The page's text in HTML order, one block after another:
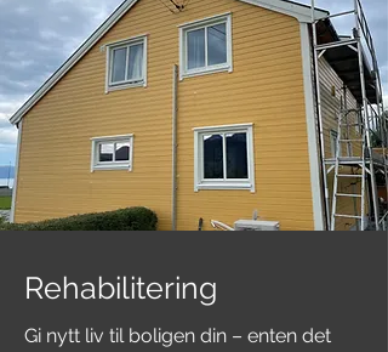
Rehabilitering
Gi nytt liv til boligen din – enten det